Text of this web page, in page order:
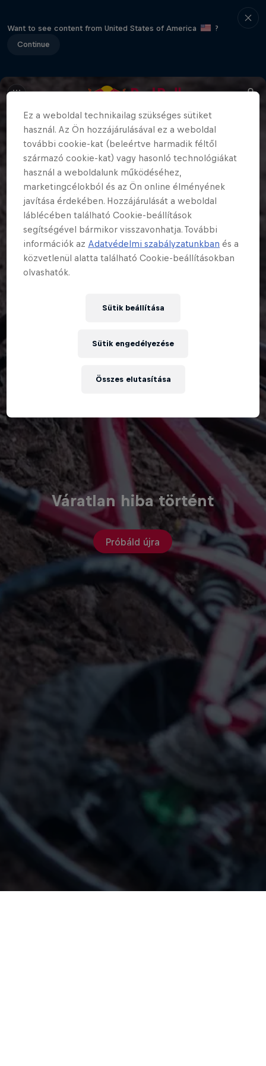
Want to see content from United States of America
?
Continue
Váratlan hiba történt
Próbáld újra
Ez a weboldal technikailag szükséges sütiket
használ. Az Ön hozzájárulásával ez a weboldal
további cookie-kat (beleértve harmadik féltől
származó cookie-kat) vagy hasonló technológiákat
használ a weboldalunk működéséhez,
marketingcélokból és az Ön online élményének
javítása érdekében. Hozzájárulását a weboldal
láblécében található Cookie-beállítások
segítségével bármikor visszavonhatja. További
információk az Adatvédelmi szabályzatunkban és a
közvetlenül alatta található Cookie-beállításokban
olvashatók.
Sütik beállítása
Összes elutasítása
Sütik engedélyezése